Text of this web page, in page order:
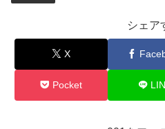
シェア
X
Pocket